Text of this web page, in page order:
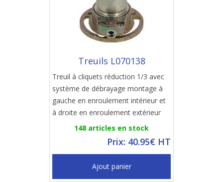
Treuils L070138
Treuil à cliquets réduction 1/3 avec
système de débrayage montage à
gauche en enroulement intérieur et
à droite en enroulement extérieur
148 articles en stock
Prix: 40.95€ HT
Ajout panier